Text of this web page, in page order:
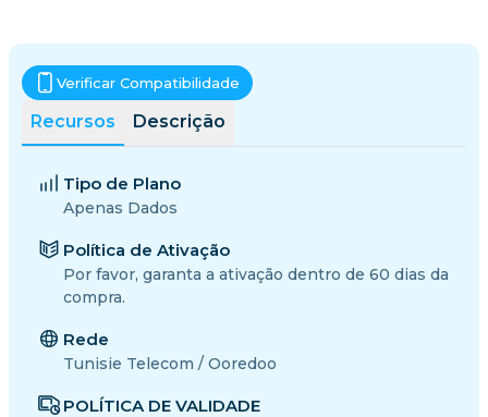
Recursos Descrição
Verificar Compatibilidade
Tipo de Plano
Apenas Dados
Política de Ativação
Por favor, garanta a ativação dentro de 60 dias da
compra.
Rede
Tunisie Telecom / Ooredoo
POLÍTICA DE VALIDADE